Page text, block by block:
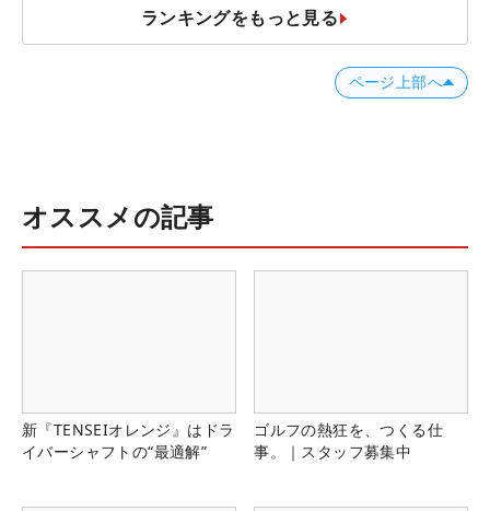
ランキングをもっと見る
ページ上部へ
オススメの記事
新『TENSEIオレンジ』はドラ
イバーシャフトの“最適解”
ゴルフの熱狂を、つくる仕
事。｜スタッフ募集中